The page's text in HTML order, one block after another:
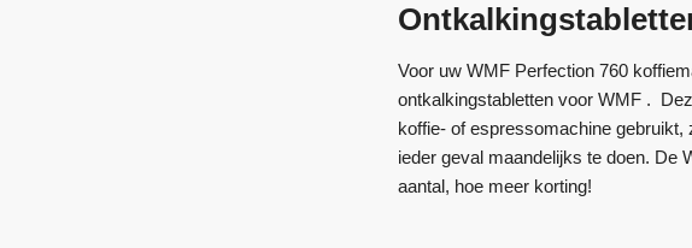
Voor uw WMF Perfection 760
ontkalkingstabletten voor WMF .
koffie- of espressomachine
ieder geval maandelijks te doen. De
aantal, hoe meer korting!